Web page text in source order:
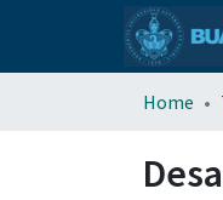
Home